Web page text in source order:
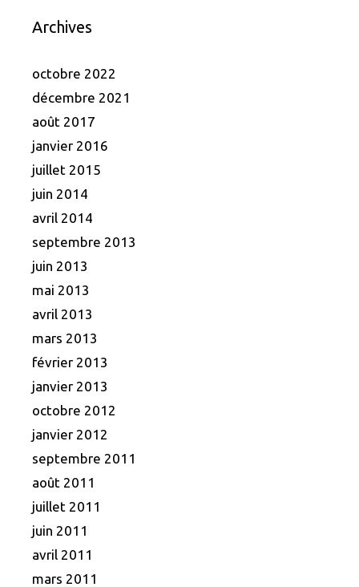
Archives
octobre 2022
décembre 2021
août 2017
janvier 2016
juillet 2015
juin 2014
avril 2014
septembre 2013
juin 2013
mai 2013
avril 2013
mars 2013
février 2013
janvier 2013
octobre 2012
janvier 2012
septembre 2011
août 2011
juillet 2011
juin 2011
avril 2011
mars 2011